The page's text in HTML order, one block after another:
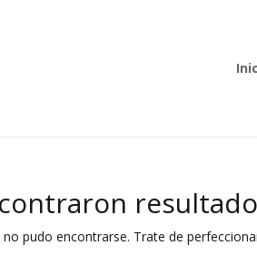
pudo encontrarse. Trate de